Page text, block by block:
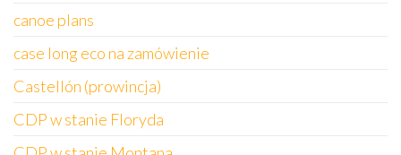
canoe plans
case long eco na zamówienie
Castellón (prowincja)
CDP w stanie Floryda